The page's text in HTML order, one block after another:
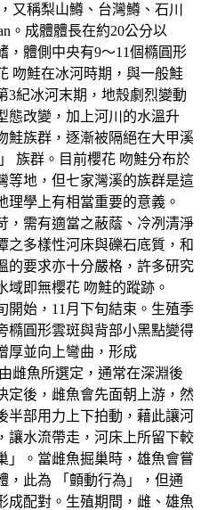
又稱梨山鱒、台灣鱒、石川
。成體體長在約20公分以
，體側中央有9～11個橢圓形
吻鮭在冰河時期，與一般鮭
3紀冰河末期，地殼劇烈變動
態改變，加上河川的水溫升
鮭族群，逐漸被隔絕在大甲溪
族群。目前櫻花 吻鮭分布於
等地，但七家灣溪的族群是這
理學上有相當重要的意義。
，需有適當之蔽蔭、冷冽清淨
之多樣性河床與礫石底質，和
的要求亦十分嚴格，許多研究
即無櫻花 吻鮭的蹤跡。
開始，11月下旬結束。生殖季
橢圓形雲斑與背部小黑點變得
厚並向上彎曲，形成
雌魚所選定，通常在深淵後
定後，雌魚會先面朝上游，然
半部用力上下拍動，藉此讓河
讓水流帶走，河床上所留下較
」。當雌魚掘巢時，雄魚會嘗
，此為 「顫動行為」，但通
成配對。生殖期間，雌、雄魚